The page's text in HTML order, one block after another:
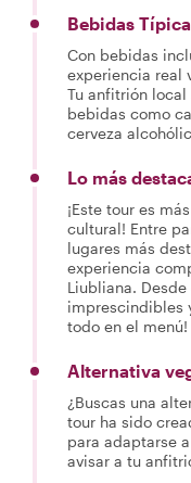
Bebidas
Con bebidas
experiencia real
Tu anfitrión
bebidas como
cerveza
Lo más
¡Este tour es
cultural! Entre
lugares más
experiencia
Liubliana.
imprescindibles
todo en el menú!
Alternativa
¿Buscas una
tour ha sido
para adaptarse
avisar a tu